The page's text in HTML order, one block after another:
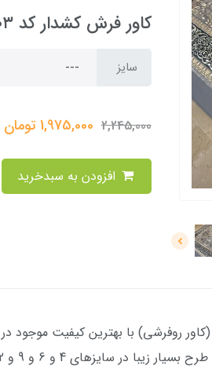
کاور فرش کشدار کد ۲۱۰۳ که بهش روفرشی کشدار هم می گند
سایز
2,245,000
1,975,000تومان
روفرشی) با بهترین کیفیت موجود در